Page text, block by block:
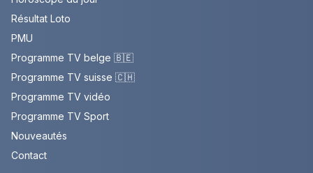
Résultat Loto
PMU
Programme TV belge 🇧🇪
Programme TV suisse 🇨🇭
Programme TV vidéo
Programme TV Sport
Nouveautés
Contact